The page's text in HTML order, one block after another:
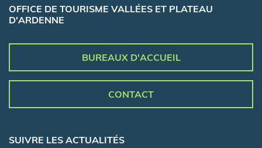
OFFICE DE TOURISME VALLÉES ET PLATEAU
D'ARDENNE
BUREAUX D'ACCUEIL
CONTACT
SUIVRE LES ACTUALITÉS